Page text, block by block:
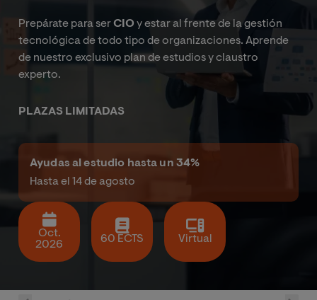
Prepárate para serCIO y estar al frente de la gestión
tecnológica de todo tipo de organizaciones. Aprende
de nuestro exclusivo plan de estudios y claustro
experto.
PLAZAS LIMITADAS
Oct.
2026
60 ECTS Virtual
Ayudas al estudio hasta un 34%
Hasta el 14 de agosto